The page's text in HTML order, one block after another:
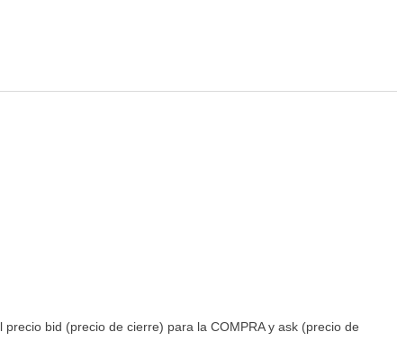
bid (precio de cierre) para la COMPRA y ask (precio de